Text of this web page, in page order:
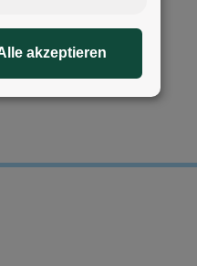
akzeptieren